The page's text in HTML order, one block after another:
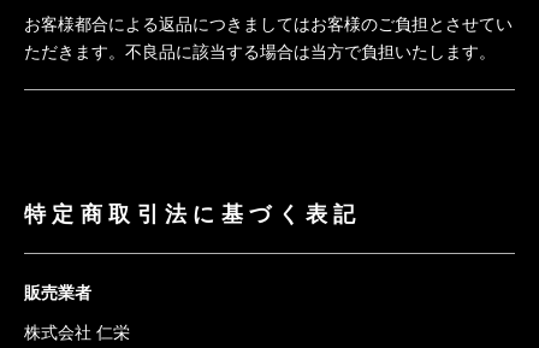
お客様都合による返品につきましてはお客様のご負担とさせてい
ただきます。不良品に該当する場合は当方で負担いたします。
特定商取引法に基づく表記
販売業者
株式会社 仁栄